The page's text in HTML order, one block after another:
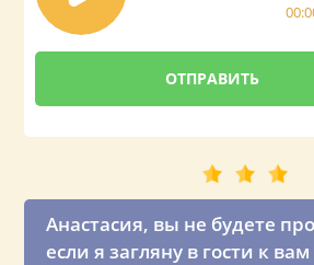
Анастасия, вы не будете
если я загляну в гости к